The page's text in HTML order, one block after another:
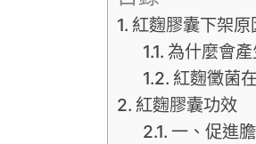
紅麴膠囊下架原
為什麼會
紅麴黴菌
紅麴膠囊功效
一、促進